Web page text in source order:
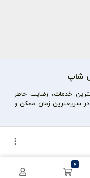
شاپ
خدمات، رضایت خاطر
سریعترین زمان ممکن و
سفارشات
0